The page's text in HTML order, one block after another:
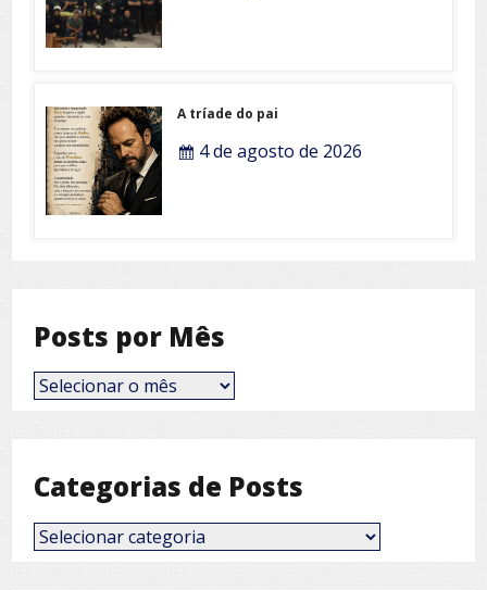
A tríade do pai
4 de agosto de 2026
Posts por Mês
Posts
por
Categorias de Posts
Categorias
de